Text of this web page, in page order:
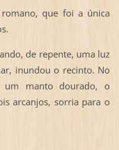
que foi a única
de repente, uma luz
inundou o recinto. No
um manto dourado, o
arcanjos, sorria para o